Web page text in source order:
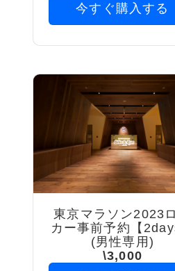
今すぐ購入する
東京マラソン2023
カー事前予約【
(男性専用)
\3,000